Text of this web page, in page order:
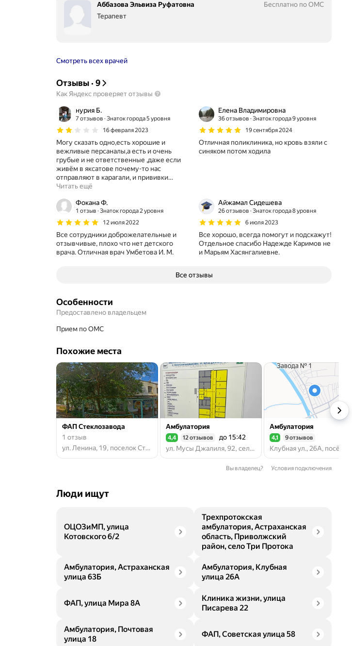
Аббазова Эльвиза Руфатовна
Терапевт
Бесплатно по ОМС
Смотреть всех врачей
Отзывы· 9
Как Яндекс проверяет отзывы
нурия Б.
7 отзывов Знаток города 5 уровня
16 февраля 2023
Могу сказать одно,есть хорошие и
вежливые персаналы,а есть и очень
грубые и не ответственные ,даже если
живём в яксатове почему-то нас
отправляют в карагали, и прививки…
Читать ещё
Елена Владимировна
36 отзывов Знаток города 9 уровня
19 сентября 2024
Отличная поликлиника, но кровь взяли с
синяком потом ходила
Фокана Ф.
1 отзыв Знаток города 2 уровня
12 июля 2022
Все сотрудники доброжелательные и
отзывчивые, плохо что нет детского
врача. Отличная врач Умбетова И. М.
Айжамал Сидешева
26 отзывов Знаток города 8 уровня
6 июля 2023
Все хорошо, всегда помогут и подскажут!
Отдельное спасибо Надежде Каримов не
и Марьям Хасянгалиевне.
Все отзывы
Особенности
Предоставлено владельцем
прием по ОМС
Похожие места
ФАП Стеклозавода
1 отзыв
ул. Ленина, 19, поселок Стеклозавода
Амбулатория
Рейтинг 4,4 из 5
4,4 12 отзывов
до 15:42
ул. Мусы Джалиля, 92, село Татарская Башмаковка
Амбулатория
Рейтинг 4,1 из 5
4,1 9 отзывов
Вы владелец? Условия подключения
Люди ищут
ОЦОЗиМП, улица
Котовского 6/2
Трехпротокская
амбулатория, Астраханская
область, Приволжский
район, село Три Протока
Амбулатория, Астраханская
улица 63Б
Амбулатория, Клубная
улица 26А
ФАП, улица Мира 8А
Клиника жизни, улица
Писарева 22
Амбулатория, Почтовая
улица 18
ФАП, Советская улица 58